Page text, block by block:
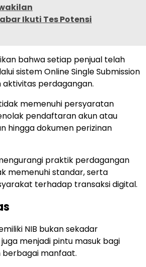
Ikuti Tes Potensi
bahwa setiap penjual telah
sistem Online Single Submission
perdagangan.
memenuhi persyaratan
pendaftaran akun atau
hingga dokumen perizinan
praktik perdagangan
memenuhi standar, serta
terhadap transaksi digital.
NIB bukan sekadar
menjadi pintu masuk bagi
berbagai manfaat.